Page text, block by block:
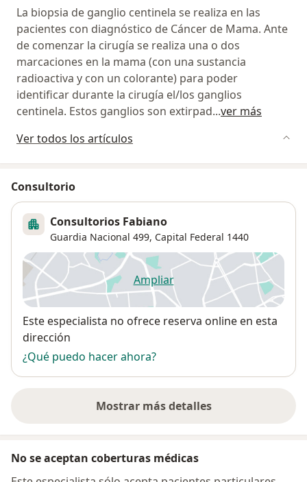
La biopsia de ganglio centinela se realiza en las
pacientes con diagnóstico de Cáncer de Mama. Ante
de comenzar la cirugía se realiza una o dos
marcaciones en la mama (con una sustancia
radioactiva y con un colorante) para poder
identificar durante la cirugía el/los ganglios
centinela. Estos ganglios son extirpad...ver más
Ver todos los artículos
Consultorio
Consultorios Fabiano
Guardia Nacional 499, Capital Federal 1440
Ampliarse abre en una nueva
Disponibilidad
Este especialista no ofrece reserva online en esta
dirección
¿Qué puedo hacer ahora?
Mostrar más detalles
sobre la dirección
No se aceptan coberturas médicas